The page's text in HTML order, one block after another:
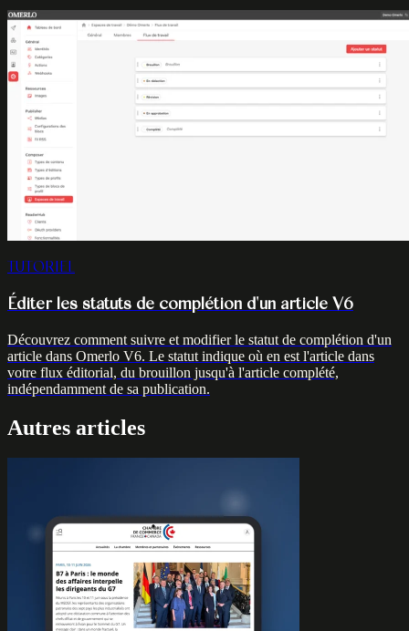
TUTORIEL
Éditer les statuts de complétion d'un article V6
Découvrez comment suivre et modifier le statut de complétion d'un
article dans Omerlo V6. Le statut indique où en est l'article dans
votre flux éditorial, du brouillon jusqu'à l'article complété,
indépendamment de sa publication.
Autres articles